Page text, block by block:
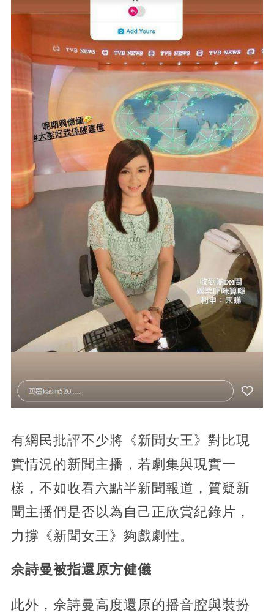
有網民批評不少將《新聞女王》對比現
實情況的新聞主播，若劇集與現實一
樣，不如收看六點半新聞報道，質疑新
聞主播們是否以為自己正欣賞紀錄片，
力撐《新聞女王》夠戲劇性。
佘詩曼被指還原方健儀
此外，佘詩曼高度還原的播音腔與裝扮